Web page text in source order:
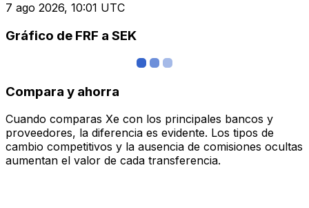
7 ago 2026, 10:01 UTC
Gráfico de FRF a SEK
Compara y ahorra
Cuando comparas Xe con los principales bancos y
proveedores, la diferencia es evidente. Los tipos de
cambio competitivos y la ausencia de comisiones ocultas
aumentan el valor de cada transferencia.